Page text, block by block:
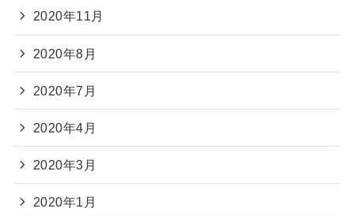
2020年11月
2020年8月
2020年7月
2020年4月
2020年3月
2020年1月